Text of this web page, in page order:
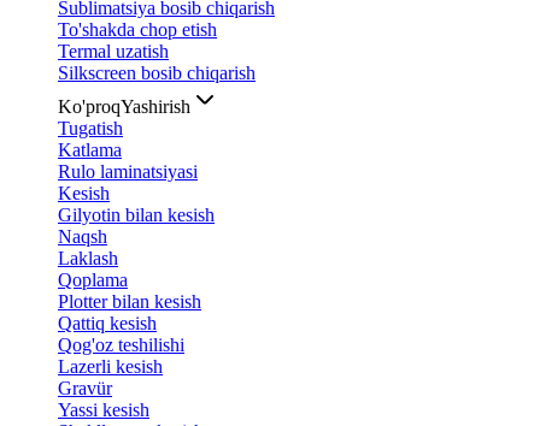
Sublimatsiya bosib chiqarish
To'shakda chop etish
Termal uzatish
Silkscreen bosib chiqarish
Ko'proqYashirish
Tugatish
Katlama
Rulo laminatsiyasi
Kesish
Gilyotin bilan kesish
Naqsh
Laklash
Qoplama
Plotter bilan kesish
Qattiq kesish
Qog'oz teshilishi
Lazerli kesish
Gravür
Yassi kesish